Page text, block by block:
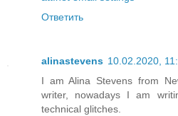
Ответить
alinastevens 10.02.2020,
I am Alina Stevens from
writer, nowadays I am
technical glitches.